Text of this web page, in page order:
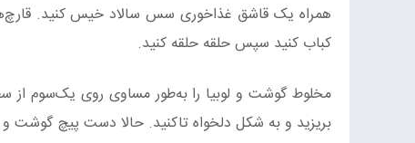
همراه یک قاشق غذاخوری سس سالاد خیس کنید.
کباب کنید سپس حلقه‌ حلقه کنید.
مخلوط گوشت و لوبیا را به‌طور مساوی روی یک‌سوم از
بریزید و به شکل دلخواه تاکنید. حالا دست پیچ گوشت